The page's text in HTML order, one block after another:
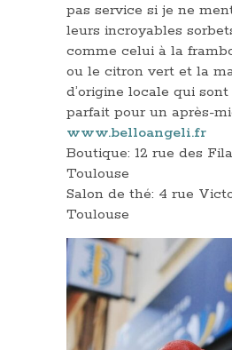
pas service si je ne
leurs incroyables
comme celui à la
ou le citron vert et la
d’origine locale qui
parfait pour un après-
www.belloangeli.fr
Boutique: 12 rue des
Toulouse
Salon de thé: 4 rue
Toulouse